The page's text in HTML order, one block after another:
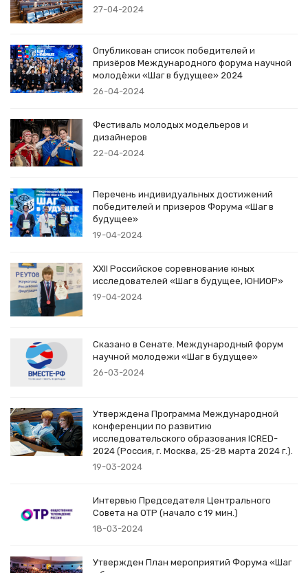
27-04-2024
Опубликован список победителей и
призёров Международного форума научной
молодёжи «Шаг в будущее» 2024
26-04-2024
Фестиваль молодых модельеров и
дизайнеров
22-04-2024
Перечень индивидуальных достижений
победителей и призеров Форума «Шаг в
будущее»
19-04-2024
XXII Российское соревнование юных
исследователей «Шаг в будущее, ЮНИОР»
19-04-2024
Сказано в Сенате. Международный форум
научной молодежи «Шаг в будущее»
26-03-2024
Утверждена Программа Международной
конференции по развитию
исследовательского образования ICRED-
2024 (Россия, г. Москва, 25-28 марта 2024 г.).
19-03-2024
Интервью Председателя Центрального
Совета на ОТР (начало с 19 мин.)
18-03-2024
Утвержден План мероприятий Форума «Шаг